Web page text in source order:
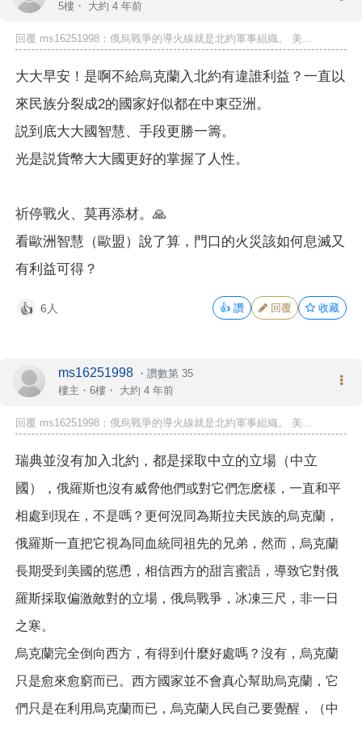
5樓・ 大約 4 年前
回覆 ms16251998：俄烏戰爭的導火線就是北約軍事組織。 美...
大大早安！是啊不給烏克蘭入北約有違誰利益？一直以
來民族分裂成2的國家好似都在中東亞洲。
説到底大大國智慧、手段更勝一籌。
光是説貨幣大大國更好的掌握了人性。
祈停戰火、莫再添材。🙏
看歐洲智慧（歐盟）說了算，門口的火災該如何息滅又
有利益可得？
👍 6人 👍 讚 回覆 收藏
ms16251998 ・ 讚數第 35
樓主 ・6樓・ 大約 4 年前
回覆 ms16251998：俄烏戰爭的導火線就是北約軍事組織。 美...
瑞典並沒有加入北約，都是採取中立的立場（中立
國）， 俄羅斯也沒有威脅他們或對它們怎麽樣，一直和平
相處到現在，不是嗎？更何況同為斯拉夫民族的烏克蘭，
俄羅斯一直把它視為同血統同祖先的兄弟，然而，烏克蘭
長期受到美國的慫恿，相信西方的甜言蜜語，導致它對俄
羅斯採取偏激敵對的立場，俄烏戰爭，冰凍三尺，非一日
之寒。
烏克蘭完全倒向西方，有得到什麼好處嗎？沒有，烏克蘭
只是愈來愈窮而已。西方國家並不會真心幫助烏克蘭，它
們只是在利用烏克蘭而已，烏克蘭人民自己要覺醒，（中